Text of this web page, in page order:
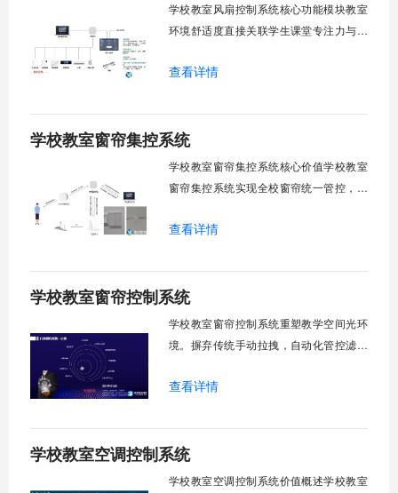
学校教室风扇控制系统核心功能模块教室
环境舒适度直接关联学生课堂专注力与学
领域，打造教室风扇控制系统，实现温度
分组联动、安全防护六大模块一体化运
行，为学校提供精细化风扇管理方案。
查看详情
学校教室窗帘集控系统
学校教室窗帘集控系统核心价值学校教室
窗帘集控系统实现全校窗帘统一管控，提
能化改造后，一键完成全校窗帘开合，节
生视力健康，营造舒适教学环境。节能减
排效果显著，延长窗帘使用寿命，降低学
查看详情
学校教室窗帘控制系统
学校教室窗帘控制系统重塑教学空间光环
境。摒弃传统手动拉拽，自动化管控滤除
足，节能降耗。精准适配多媒体教学、考
能智慧校园生态升级。智能光感调节1. 动
态光照追踪实时捕捉室外照度参数。光照
查看详情
学校教室空调控制系统
学校教室空调控制系统价值概述学校教室